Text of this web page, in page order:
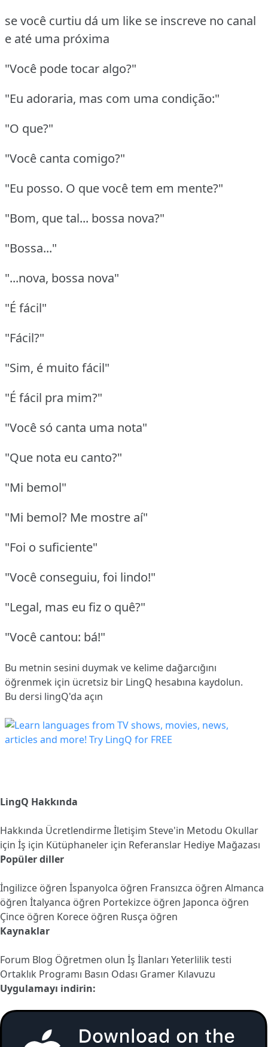
se você curtiu dá um like se inscreve no canal
e até uma próxima
"Você pode tocar algo?"
"Eu adoraria, mas com uma condição:"
"O que?"
"Você canta comigo?"
"Eu posso. O que você tem em mente?"
"Bom, que tal... bossa nova?"
"Bossa..."
"...nova, bossa nova"
"É fácil"
"Fácil?"
"Sim, é muito fácil"
"É fácil pra mim?"
"Você só canta uma nota"
"Que nota eu canto?"
"Mi bemol"
"Mi bemol? Me mostre aí"
"Foi o suficiente"
"Você conseguiu, foi lindo!"
"Legal, mas eu fiz o quê?"
"Você cantou: bá!"
Bu metnin sesini duymak ve kelime dağarcığını
öğrenmek için ücretsiz bir LingQ hesabına kaydolun.
Bu dersi lingQ'da açın
LingQ Hakkında
Hakkında Ücretlendirmeİletişim Steve'in Metodu Okullar
için İş için Kütüphaneler için Referanslar Hediye Mağazası
Popüler diller
İngilizce öğren İspanyolca öğren Fransızca öğren Almanca
öğren İtalyanca öğren Portekizce öğren Japonca öğren
Çince öğren Korece öğren Rusça öğren
Kaynaklar
Forum Blog Öğretmen olun İş İlanları Yeterlilik testi
Ortaklık Programı Basın Odası Gramer Kılavuzu
Uygulamayı indirin: